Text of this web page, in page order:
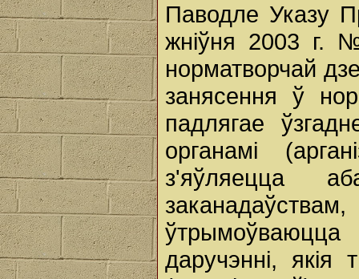
Паводле Указу
жніўня 2003 г.
норматворчай
занясення ў
падлягае
органамі
з'яўляецца
даручэнні,